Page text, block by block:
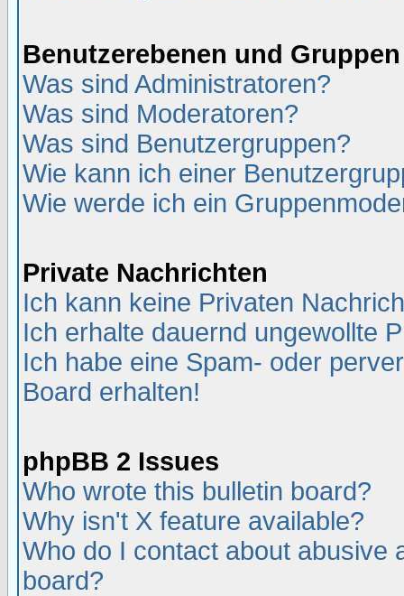
Benutzerebenen und Gruppen
Was sind Administratoren?
Was sind Moderatoren?
Was sind Benutzergruppen?
Wie kann ich einer
Wie werde ich ein
Private Nachrichten
Ich kann keine Privaten
Ich erhalte dauernd ungewollte
Ich habe eine Spam- oder
Board erhalten!
phpBB 2 Issues
Who wrote this bulletin board?
Why isn't X feature available?
Who do I contact about abusive
board?